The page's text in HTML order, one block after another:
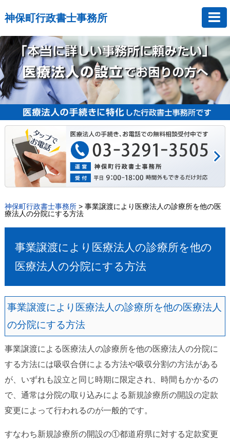
神保町行政書士事務所
神保町行政書士事務所> 事業譲渡により医療法人の診療所を他の医
療法人の分院にする方法
事業譲渡により医療法人の診療所を他の
医療法人の分院にする方法
事業譲渡により医療法人の診療所を他の医療法人
の分院にする方法
事業譲渡による医療法人の診療所を他の医療法人の分院に
する方法には吸収合併による方法や吸収分割の方法がある
が、いずれも設立と同じ時期に限定され、時間もかかるの
で、通常は分院の取り込みによる新規診療所の開設の定款
変更によって行われるのが一般的です。
すなわち新規診療所の開設の①都道府県に対する定款変更